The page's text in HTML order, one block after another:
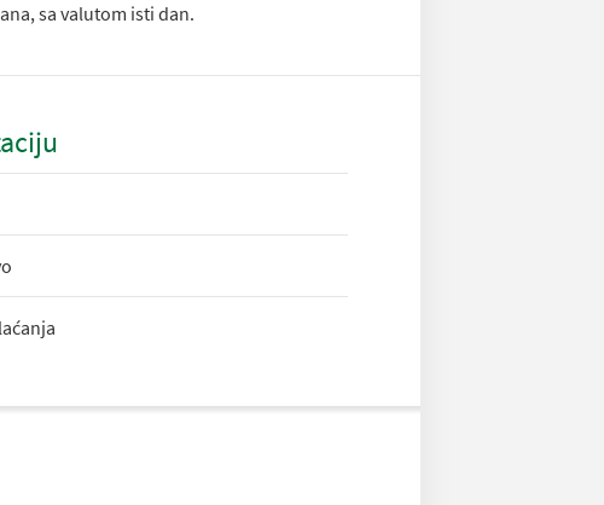
sa valutom isti dan.